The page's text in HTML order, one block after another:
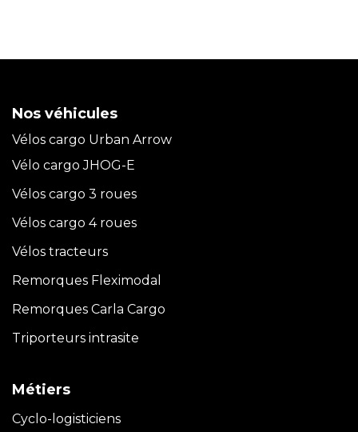
Nos véhicules
Vélos cargo Urban Arrow
Vélo cargo JHOG-E
Vélos cargo 3 roues
Vélos cargo 4 roues
Vélos tracteurs
Remorques Fleximodal
Remorques Carla Cargo
Triporteurs intrasite
Métiers
Cyclo-logisticiens